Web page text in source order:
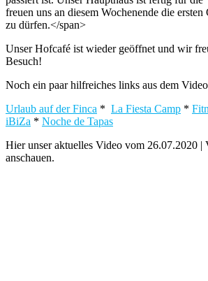
freuen uns an diesem Wochenende die ersten
zu dürfen.</span>
Unser Hofcafé ist wieder geöffnet und wir
Besuch!
Noch ein paar hilfreiches links aus dem
Urlaub auf der Finca * La Fiesta Camp *
iBiZa * Noche de Tapas
Hier unser aktuelles Video vom 26.07.2020 |
anschauen.